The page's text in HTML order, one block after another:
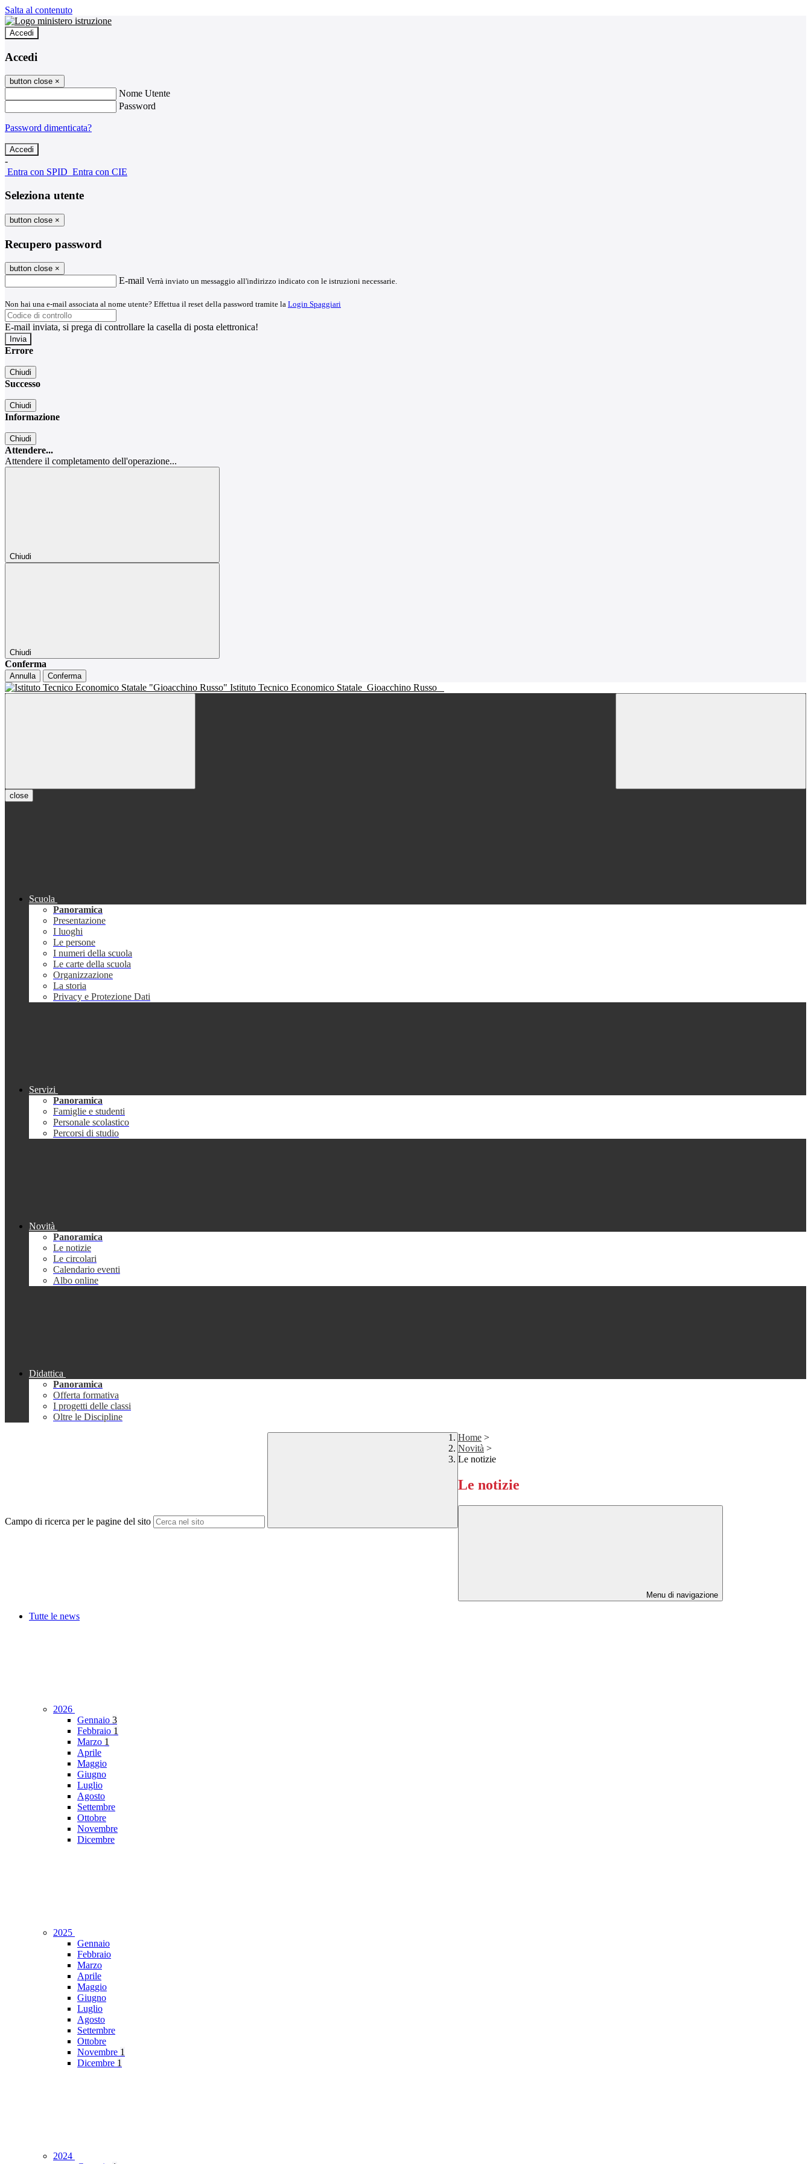
Salta al contenuto
Accedi
Accedi
button close ×
Nome Utente
Password
Password dimenticata?
-
Entra con SPID Entra con CIE
Seleziona utente
button close ×
Recupero password
button close ×
E-mail Verrà inviato un messaggio all'indirizzo indicato con le istruzioni necessarie.
Non hai una e-mail associata al nome utente? Effettua il reset della password tramite la Login Spaggiari
E-mail inviata, si prega di controllare la casella di posta elettronica!
Errore
Chiudi
Successo
Chiudi
Informazione
Chiudi
Attendere...
Attendere il completamento dell'operazione...
Chiudi
Chiudi
Conferma
Annulla Conferma
Istituto Tecnico Economico Statale Gioacchino Russo
close
Scuola
Panoramica
Presentazione
I luoghi
Le persone
I numeri della scuola
Le carte della scuola
Organizzazione
La storia
Privacy e Protezione Dati
Servizi
Panoramica
Famiglie e studenti
Personale scolastico
Percorsi di studio
Novità
Panoramica
Le notizie
Le circolari
Calendario eventi
Albo online
Didattica
Panoramica
Offerta formativa
I progetti delle classi
Oltre le Discipline
Campo di ricerca per le pagine del sito
Home >
Novità >
Le notizie
Le notizie
Menu di navigazione
Tutte le news
2026
Gennaio 3
Febbraio 1
Marzo 1
Aprile
Maggio
Giugno
Luglio
Agosto
Settembre
Ottobre
Novembre
Dicembre
2025
Gennaio
Febbraio
Marzo
Aprile
Maggio
Giugno
Luglio
Agosto
Settembre
Ottobre
Novembre 1
Dicembre 1
2024